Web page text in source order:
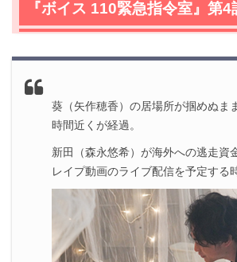
3.【ネタバレ】『ボイス 110緊急指令
3.4 場所は旧朝日野中学校
3.5
3.6拉致事件発生から14時間44分、被
3.7 栞（石橋菜津美）の気持ちを変え
言葉
3.8 新田（森永悠希）を殺害したのは
『ボイス 110緊急指令室』第4話まと
『ボイス 110緊急指令室』第4
葵（矢作穂香）の居場所が掴めぬま
時間近くが経過。
新田（森永悠希）が海外への逃走資
レイプ動画のライブ配信を予定する